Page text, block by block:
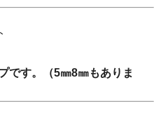
す。（5㎜8㎜もありま